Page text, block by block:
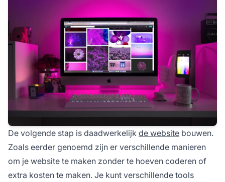
De volgende stap is daadwerkelijk de website bouwen.
Zoals eerder genoemd zijn er verschillende manieren
om je website te maken zonder te hoeven coderen of
extra kosten te maken. Je kunt verschillende tools